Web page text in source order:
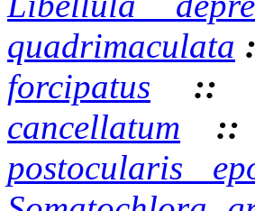
quadrimaculata
forcipatus ::
cancellatum
postocularis